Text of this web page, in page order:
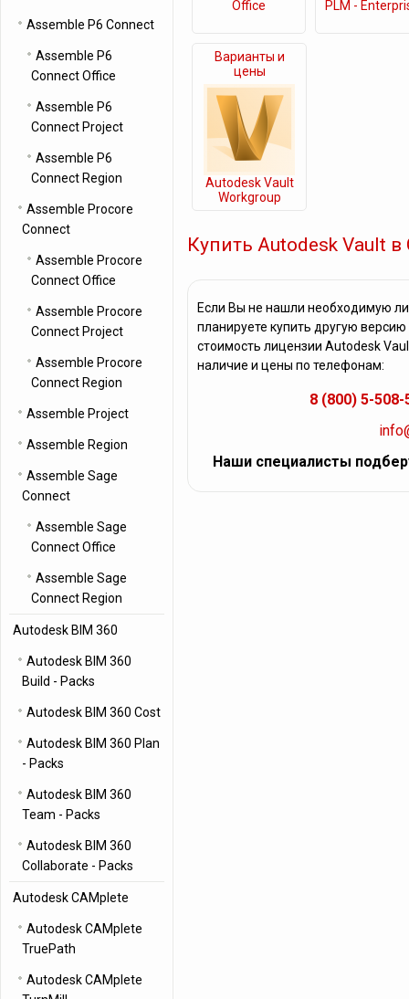
Office
PLM -
Варианты и
цены
Autodesk Vault
Workgroup
Купить Autodesk Vault
Если Вы не нашли необходимую
планируете купить другую
стоимость лицензии Autodesk
наличие и цены по телефонам:
8 (800) 5-508-
Наши специалисты
Assemble P6 Connect
Assemble P6
Connect Office
Assemble P6
Connect Project
Assemble P6
Connect Region
Assemble Procore
Connect
Assemble Procore
Connect Office
Assemble Procore
Connect Project
Assemble Procore
Connect Region
Assemble Project
Assemble Region
Assemble Sage
Connect
Assemble Sage
Connect Office
Assemble Sage
Connect Region
Autodesk BIM 360
Autodesk BIM 360
Build - Packs
Autodesk BIM 360 Cost
Autodesk BIM 360 Plan
- Packs
Autodesk BIM 360
Team - Packs
Autodesk BIM 360
Collaborate - Packs
Autodesk CAMplete
Autodesk CAMplete
TruePath
Autodesk CAMplete